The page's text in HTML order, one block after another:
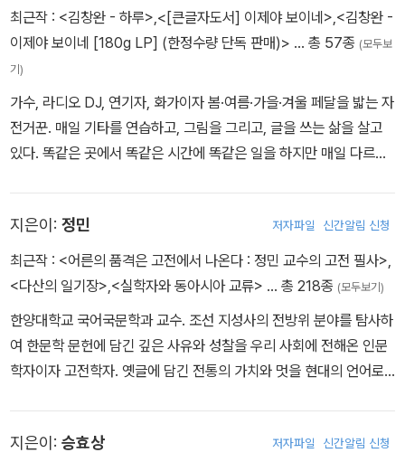
미국 유학길에 오름. 유학 직전 안국동 소재 ‘한국 화랑’에서 첫 미술
전시회를 펼침. 1979년 미국 플로리다 트리니티 신학대학에서 신학
학사 학위 취득. 1982년 귀국하여 다시 가수로 복귀. 1990년 카네기
V 매체에 등장. 이후 〈조영남쇼〉, 〈투맨쇼〉, 〈체험 삶의 현장〉, 〈조영
남이 만난 사람〉, 〈지금은 라디오 시대〉를 진행. 2016년 미술 대작 사
건으로 피소. 1심 유죄, 2심 무죄, 3심 대법원판결 무죄. 주요 앨범으
로 〈제비〉, 〈딜라일라〉, 〈지금〉, 〈화개장터〉, 〈모란 동백〉 등이 있고 저
서로 『예스터데이』, 『예수의 샅바를 잡다』, 『현대인도 못 알아먹는 현
있다.
최근작 : <김창완 - 하루>,<[큰글자도서] 이제야 보이네>,<김창완 -
이제야 보이네 [180g LP] (한정수량 단독 판매)> … 총 57종 (모두보
기)
가수, 라디오 DJ, 연기자, 화가이자 봄·여름·가을·겨울 페달을 밟는 자
전거꾼. 매일 기타를 연습하고, 그림을 그리고, 글을 쓰는 삶을 살고
있다. 똑같은 곳에서 똑같은 시간에 똑같은 일을 하지만 매일 다르게
다. 누구나 알고, 누구나 가본 길이니까. 하지만 그와 함께 걷다 보면
일상의 풍경도, 지나온 날들도 다르게 보인다. 제자리에서 맴도는 시
간, 그 오랜 기다림이 있었기 때문이다. 그는 오늘도 기타줄을 튕기며
다. ‘이제야 보이네.’
지은이: 정민 저자파일 신간알림 신청
최근작 : <어른의 품격은 고전에서 나온다 : 정민 교수의 고전 필사>,
<다산의 일기장>,<실학자와 동아시아 교류> … 총 218종 (모두보기)
한양대학교 국어국문학과 교수. 조선 지성사의 전방위 분야를 탐사하
여 한문학 문헌에 담긴 깊은 사유와 성찰을 우리 사회에 전해온 인문
학자이자 고전학자. 옛글에 담긴 전통의 가치와 멋을 현대의 언어로
슷한 것은 가짜다》 《오늘 아침, 나는 책을 읽었다》, 18세기 조선 지식
지은이: 승효상 저자파일 신간알림 신청